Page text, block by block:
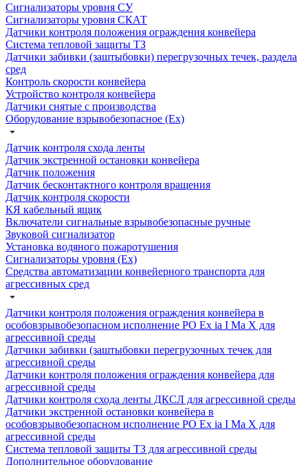
Сигнализаторы уровня СУ
Сигнализаторы уровня СКАТ
Датчики контроля положения ограждения конвейера
Система тепловой защиты ТЗ
Датчики забивки (заштыбовки) перегрузочных течек, раздела
сред
Контроль скорости конвейера
Устройство контроля конвейера
Датчики снятые с производства
Оборудование взрывобезопасное (Ex)
Датчик контроля схода ленты
Датчик экстренной остановки конвейера
Датчик положения
Датчик бесконтактного контроля вращения
Датчик контроля скорости
КЯ кабельный ящик
Включатели сигнальные взрывобезопасные ручные
Звуковой сигнализатор
Установка водяного пожаротушения
Сигнализаторы уровня (Ех)
Средства автоматизации конвейерного транспорта для
агрессивных сред
Датчики контроля положения ограждения конвейера в
особовзрывобезопасном исполнение РО Ех ia I Ма Х для
агрессивной среды
Датчики забивки (заштыбовки перегрузочных течек для
агрессивной среды
Датчики контроля положения ограждения конвейера для
агрессивной среды
Датчики контроля схода ленты ДКСЛ для агрессивной среды
Датчики экстренной остановки конвейера в
особовзрывобезопасном исполнение РО Ех ia I Ма Х для
агрессивной среды
Система тепловой защиты ТЗ для агрессивной среды
Дополнительное оборудование